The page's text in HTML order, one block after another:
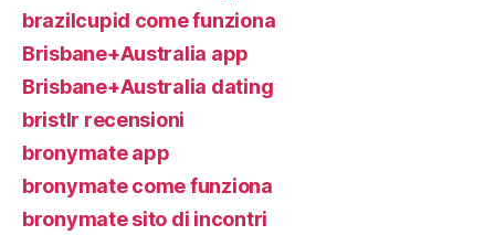
brazilcupid come funziona
Brisbane+Australia app
Brisbane+Australia dating
bristlr recensioni
bronymate app
bronymate come funziona
bronymate sito di incontri